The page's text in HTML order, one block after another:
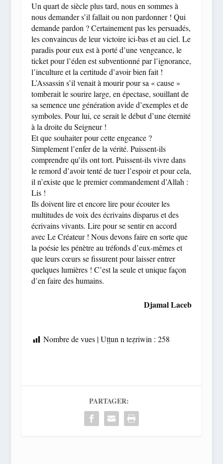
Un quart de siècle plus tard, nous en sommes à
nous demander s’il fallait ou non pardonner ! Qui
demande pardon ? Certainement pas les persuadés,
les convaincus de leur victoire ici-bas et au ciel. Le
paradis pour eux est à porté d’une vengeance, le
ticket pour l’éden est subventionné par l’ignorance,
l’inculture et la certitude d’avoir bien fait !
L’Assassin s’il venait à mourir pour sa « cause »
tomberait le sourire large, en épectase, souillant de
sa semence une génération avide d’exemples et de
symboles. Pour lui, ce serait le début d’une éternité
à la droite du Seigneur !
Et que souhaiter pour cette engeance ?
Simplement l’enfer de la vérité. Puissent-ils
comprendre qu’ils ont tort. Puissent-ils vivre dans
le remord d’avoir tenté de tuer l’espoir et pour cela,
il n’existe que le premier commandement d’Allah :
Lis !
Ils doivent lire et encore lire pour écouter les
multitudes de voix des écrivains disparus et des
écrivains vivants. Lire pour se sentir en accord
avec Le Créateur ! Nous devons faire en sorte que
la poésie les pénètre au tréfonds d’eux-mêmes et
que leurs cœurs se fissurent pour laisser entrer
quelques lumières ! C’est la seule et unique façon
d’en faire des humains.
Djamal Laceb
Nombre de vues | Uṭṭun n teẓriwin : 258
PARTAGER: